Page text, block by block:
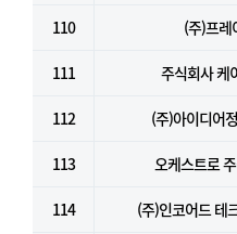
110 (주)프레
111 주식회사 케
112 (주)아이디어
113 오케스트로
114 (주)인코어드 테